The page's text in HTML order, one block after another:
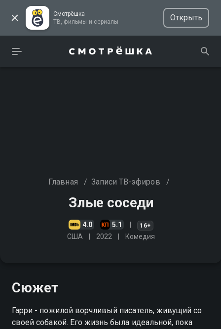
Смотрёшка
ТВ, фильмы и сериалы
Открыть
Главная / Записи ТВ-эфиров /
Злые соседи
4.0 5.1 16+
США 2022 Комедия
Сюжет
Гарри - пожилой ворчливый писатель, живущий со
своей собакой. Его жизнь была идеальной, пока